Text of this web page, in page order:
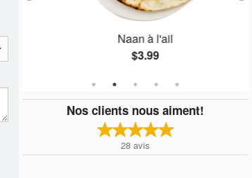
Naan à l'ail
$3.99
Nos clients nous aiment!
28 avis